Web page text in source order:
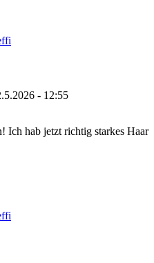
- 12:55
Ich hab jetzt richtig starkes Haar